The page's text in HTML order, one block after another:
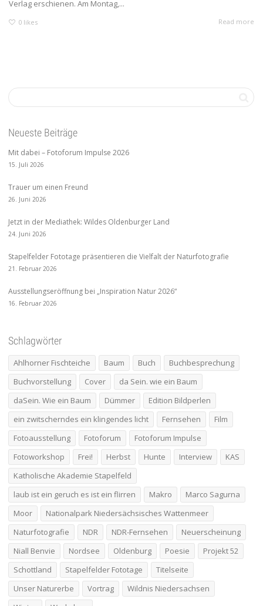
Verlag erschienen. Am Montag,...
0 likes Read more
Neueste Beiträge
Mit dabei – Fotoforum Impulse 2026
15. Juli 2026
Trauer um einen Freund
26. Juni 2026
Jetzt in der Mediathek: Wildes Oldenburger Land
24. Juni 2026
Stapelfelder Fototage präsentieren die Vielfalt der Naturfotografie
21. Februar 2026
Ausstellungseröffnung bei „Inspiration Natur 2026“
16. Februar 2026
Schlagwörter
Ahlhorner Fischteiche Baum Buch
Buchbesprechung
Buchvorstellung
Cover
da Sein. wie ein Baum
daSein. Wie ein Baum
Dümmer
Edition Bildperlen
ein zwitscherndes ein klingendes licht
Fernsehen
Film
Fotoausstellung
Fotoforum
Fotoforum Impulse
Fotoworkshop
Frei! Herbst Hunte Interview
KAS
Katholische Akademie Stapelfeld
laub ist ein geruch es ist ein flirren
Makro
Marco Sagurna
Moor
Nationalpark Niedersächsisches Wattenmeer
Naturfotografie
NDR NDR-Fernsehen
Neuerscheinung
Niall Benvie
Nordsee Oldenburg Poesie
Projekt 52
Schottland
Stapelfelder Fototage
Titelseite
Unser Naturerbe
Vortrag
Wildnis Niedersachsen